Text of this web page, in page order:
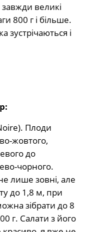
великі
800 г і більше.
зустрічаються і
Плоди
жовтого,
до
чорного.
лише зовні, але
до 1,8 м, при
зібрати до 8
г. Салати з його